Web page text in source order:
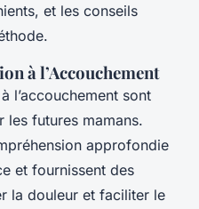
et les conseils
à l’Accouchement
l’accouchement sont
les futures mamans.
approfondie
et fournissent des
la douleur et faciliter le